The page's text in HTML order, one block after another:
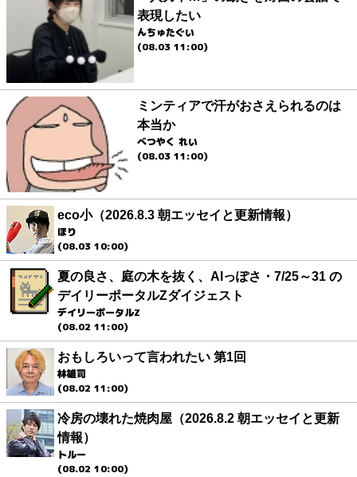
表現したい
んちゅたぐい
(08.03 11:00)
ミンティアで汗がおさえられるのは
本当か
べつやく れい
(08.03 11:00)
eco小（2026.8.3 朝エッセイと更新情報）
ほり
(08.03 10:00)
夏の良さ、庭の木を抜く、AIっぽさ・7/25～31 の
デイリーポータルZダイジェスト
デイリーポータルZ
(08.02 11:00)
おもしろいって言われたい 第1回
林雄司
(08.02 11:00)
冷房の壊れた焼肉屋（2026.8.2 朝エッセイと更新
情報）
トルー
(08.02 10:00)